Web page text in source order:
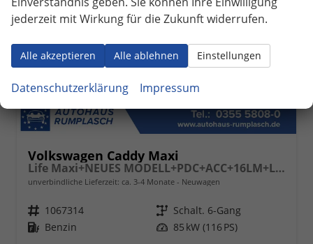
Volkswagen Caddy Maxi
Life Maxi+NEUES MODELL+PDC+ACC+16LM+LANE ASSIST
unverbindliche Lieferzeit: ca. 3-4 Monate Neuwagen
Fahrzeugnr. 1067314 Getriebe Schalt. 6-Gang
Kraftstoff Benzin Leistung 85 kW (116 PS)
jederzeit mit Wirkung für die Zukunft widerrufen.
Alle akzeptieren Alle ablehnen Einstellungen
Datenschutzerklärung Impressum